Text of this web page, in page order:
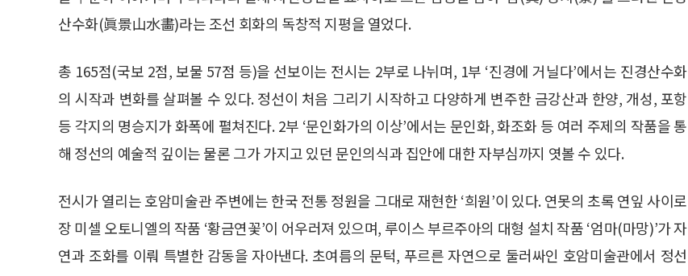
산수화(眞景山水畵)라는 조선 회화의 독창적 지평을 열었다.
총 165점(국보 2점, 보물 57점 등)을 선보이는 전시는 2부로 나뉘며, 1부 ‘진경에 거닐다’에서는 진경산수화
의 시작과 변화를 살펴볼 수 있다. 정선이 처음 그리기 시작하고 다양하게 변주한 금강산과 한양, 개성, 포항
등 각지의 명승지가 화폭에 펼쳐진다. 2부 ‘문인화가의 이상’에서는 문인화, 화조화 등 여러 주제의 작품을 통
해 정선의 예술적 깊이는 물론 그가 가지고 있던 문인의식과 집안에 대한 자부심까지 엿볼 수 있다.
전시가 열리는 호암미술관 주변에는 한국 전통 정원을 그대로 재현한 ‘희원’이 있다. 연못의 초록 연잎 사이로
장 미셀 오토니엘의 작품 ‘황금연꽃’이 어우러져 있으며, 루이스 부르주아의 대형 설치 작품 ‘엄마(마망)’가 자
연과 조화를 이뤄 특별한 감동을 자아낸다. 초여름의 문턱, 푸르른 자연으로 둘러싸인 호암미술관에서 정선